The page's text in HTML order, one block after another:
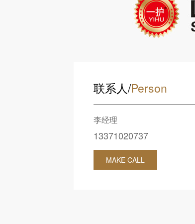
联系人/Person
李经理
13371020737
MAKE CALL